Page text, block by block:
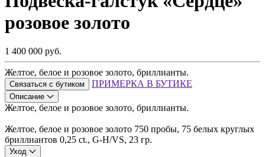
розовое золото
1 400 000 руб.
Желтое, белое и розовое золото, бриллианты.
Связаться с бутиком ПРИМЕРКА В БУТИКЕ
Описание
Желтое, белое и розовое золото, бриллианты.
Желтое, белое и розовое золото 750 пробы, 75 белых круглых
бриллиантов 0,25 ct., G-H/VS, 23 гр.
Уход